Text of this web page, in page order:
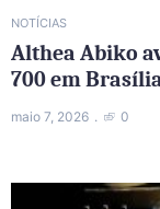
NOTÍCIAS
Althea Abiko
700 em
maio 7, 2026 0